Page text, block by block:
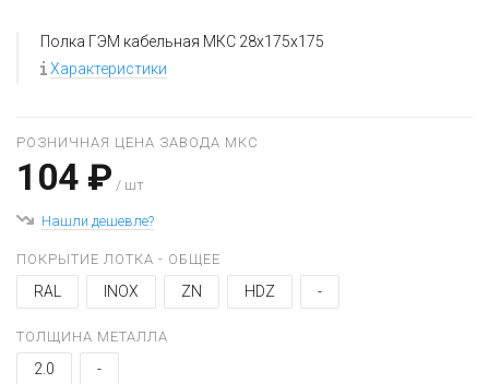
Полка ГЭМ кабельная МКС 28x175x175
Характеристики
РОЗНИЧНАЯ ЦЕНА ЗАВОДА МКС
104 ₽ / шт
Нашли дешевле?
ПОКРЫТИЕ ЛОТКА - ОБЩЕЕ
RAL INOX ZN HDZ -
ТОЛЩИНА МЕТАЛЛА
2.0 -